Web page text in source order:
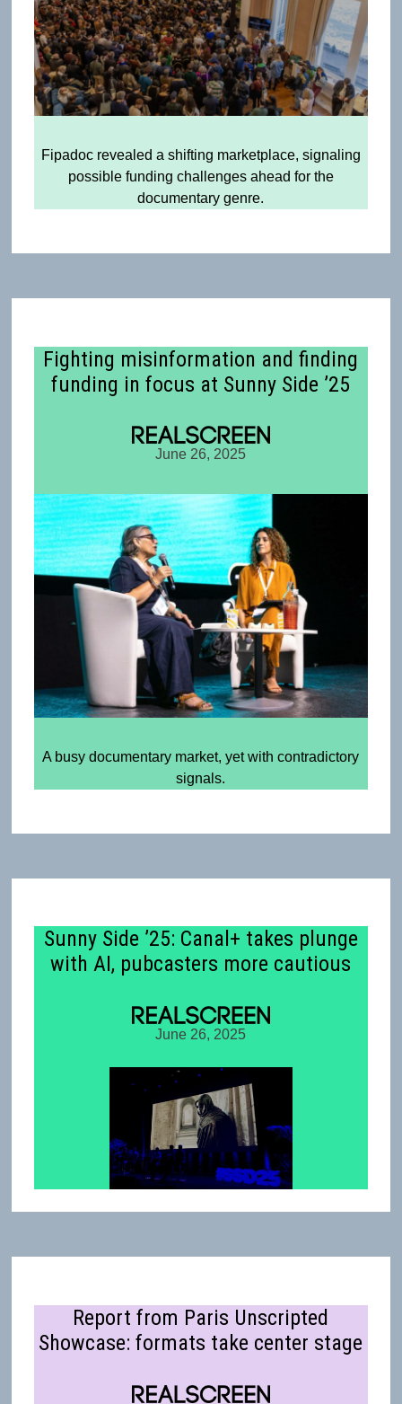
Fipadoc revealed a shifting marketplace, signaling
possible funding challenges ahead for the
documentary genre.
Fighting misinformation and finding
funding in focus at Sunny Side ’25
June 26, 2025
A busy documentary market, yet with contradictory
signals.
Sunny Side ’25: Canal+ takes plunge
with AI, pubcasters more cautious
June 26, 2025
Report from Paris Unscripted
Showcase: formats take center stage